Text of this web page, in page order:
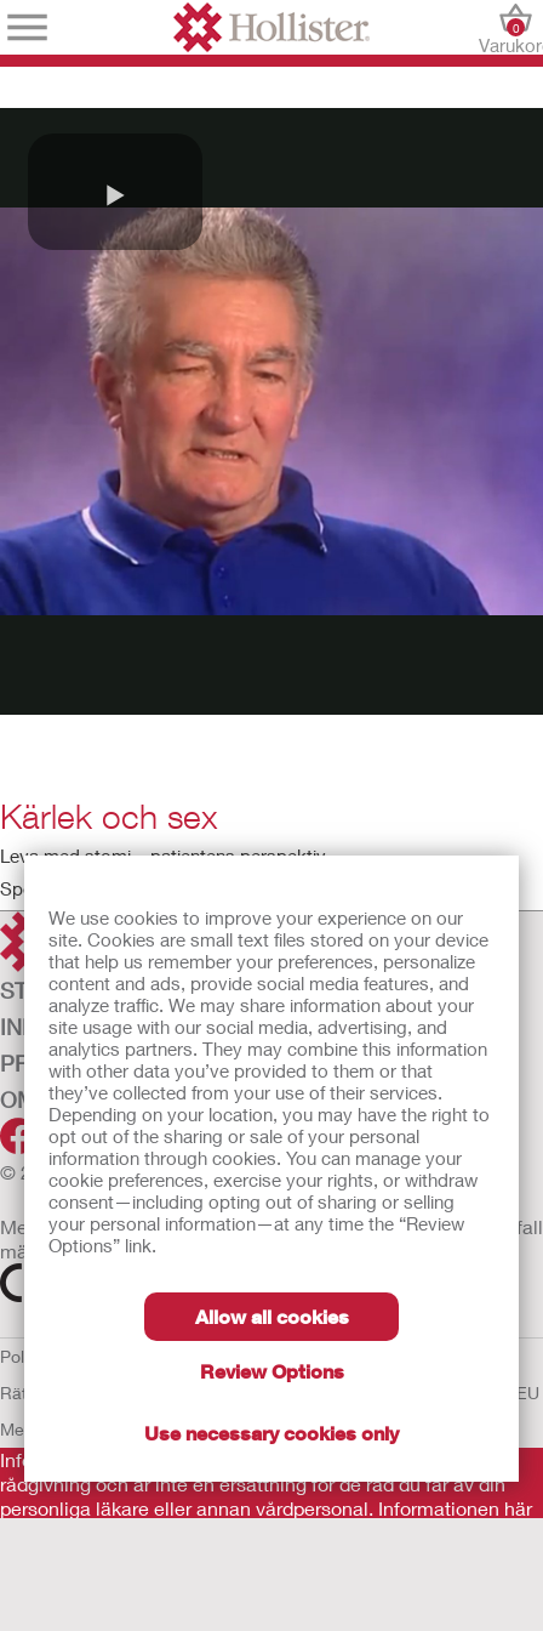
We use cookies to improve your experience on our
site. Cookies are small text files stored on your device
that help us remember your preferences, personalize
content and ads, provide social media features, and
analyze traffic. We may share information about your
site usage with our social media, advertising, and
analytics partners. They may combine this information
with other data you’ve provided to them or that
they’ve collected from your use of their services.
Depending on your location, you may have the right to
opt out of the sharing or sale of your personal
information through cookies. You can manage your
cookie preferences, exercise your rights, or withdraw
consent—including opting out of sharing or selling
your personal information—at any time the “Review
Options” link.
Allow all cookies
Review Options
Use necessary cookies only
0
Kärlek och sex
Leva med stomi – patientens perspektiv
Speltid: 3:28
STOMI
INKONTINENS
PRODUKTER
OM OSS
© 2026 Hollister Incorporated
Medicintekniska enheter som säljs i EU är i förekommande fall
märkta med någon av följande symboler
Policy för Mänskliga
Rättigheter
EU
Meddelande till Visselblåsare
Informationen som finns här är inte avsedd som medicinsk
rådgivning och är inte en ersättning för de råd du får av din
personliga läkare eller annan vårdpersonal. Informationen här